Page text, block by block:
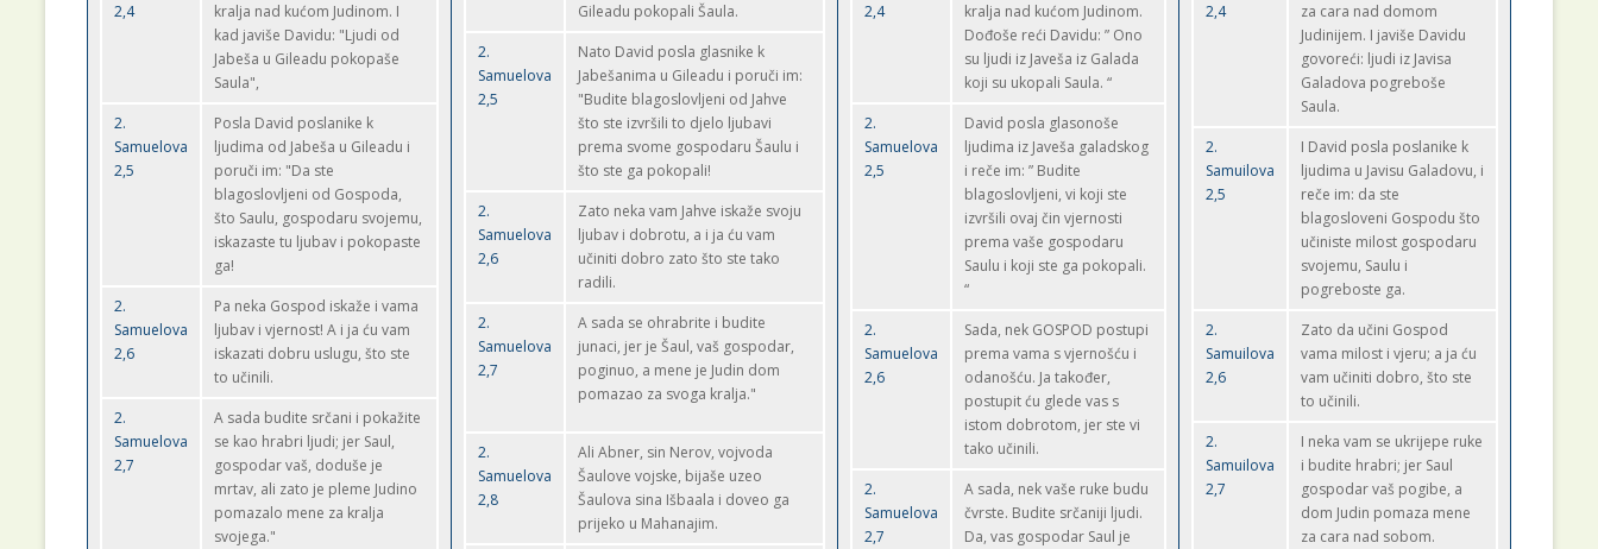
2,4
kralja nad kućom Judinom. I
kad javiše Davidu: "Ljudi od
Jabeša u Gileadu pokopaše
Saula",
2.
Samuelova
2,5
Posla David poslanike k
ljudima od Jabeša u Gileadu i
poruči im: "Da ste
blagoslovljeni od Gospoda,
što Saulu, gospodaru svojemu,
iskazaste tu ljubav i pokopaste
ga!
2.
Samuelova
2,6
Pa neka Gospod iskaže i vama
ljubav i vjernost! A i ja ću vam
iskazati dobru uslugu, što ste
to učinili.
2.
Samuelova
2,7
A sada budite srčani i pokažite
se kao hrabri ljudi; jer Saul,
gospodar vaš, doduše je
mrtav, ali zato je pleme Judino
pomazalo mene za kralja
svojega."
Gileadu pokopali Šaula.
2.
Samuelova
2,5
Nato David posla glasnike k
Jabešanima u Gileadu i poruči im:
"Budite blagoslovljeni od Jahve
što ste izvršili to djelo ljubavi
prema svome gospodaru Šaulu i
što ste ga pokopali!
2.
Samuelova
2,6
Zato neka vam Jahve iskaže svoju
ljubav i dobrotu, a i ja ću vam
učiniti dobro zato što ste tako
radili.
2.
Samuelova
2,7
A sada se ohrabrite i budite
junaci, jer je Šaul, vaš gospodar,
poginuo, a mene je Judin dom
pomazao za svoga kralja."
2.
Samuelova
2,8
Ali Abner, sin Nerov, vojvoda
Šaulove vojske, bijaše uzeo
Šaulova sina Išbaala i doveo ga
prijeko u Mahanajim.
2,4
kralja nad kućom Judinom.
Dođoše reći Davidu: ” Ono
su ljudi iz Javeša iz Galada
koji su ukopali Saula. “
2.
Samuelova
2,5
David posla glasonoše
ljudima iz Javeša galadskog
i reče im: ” Budite
blagoslovljeni, vi koji ste
izvršili ovaj čin vjernosti
prema vaše gospodaru
Saulu i koji ste ga pokopali.
“
2.
Samuelova
2,6
Sada, nek GOSPOD postupi
prema vama s vjernošću i
odanošću. Ja također,
postupit ću glede vas s
istom dobrotom, jer ste vi
tako učinili.
2.
Samuelova
2,7
A sada, nek vaše ruke budu
čvrste. Budite srčaniji ljudi.
Da, vas gospodar Saul je
2,4
za cara nad domom
Judinijem. I javiše Davidu
govoreći: ljudi iz Javisa
Galadova pogreboše
Saula.
2.
Samuilova
2,5
I David posla poslanike k
ljudima u Javisu Galadovu, i
reče im: da ste
blagosloveni Gospodu što
učiniste milost gospodaru
svojemu, Saulu i
pogreboste ga.
2.
Samuilova
2,6
Zato da učini Gospod
vama milost i vjeru; a ja ću
vam učiniti dobro, što ste
to učinili.
2.
Samuilova
2,7
I neka vam se ukrijepe ruke
i budite hrabri; jer Saul
gospodar vaš pogibe, a
dom Judin pomaza mene
za cara nad sobom.